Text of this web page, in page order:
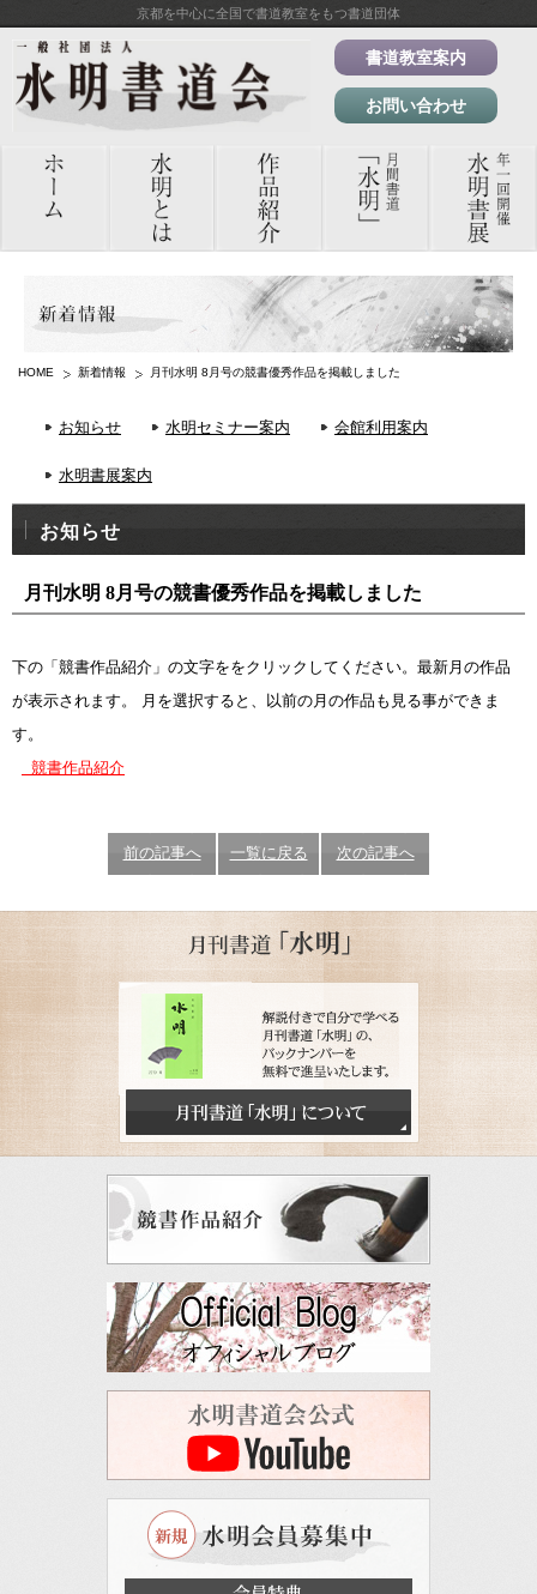
京都を中心に全国で書道教室をもつ書道団体
書道教室案内
お問い合わせ
HOME 新着情報 月刊水明 8月号の競書優秀作品を掲載しました
お知らせ 水明セミナー案内 会館利用案内
水明書展案内
お知らせ
月刊水明 8月号の競書優秀作品を掲載しました
下の「競書作品紹介」の文字ををクリックしてください。最新月の作品
が表示されます。 月を選択すると、以前の月の作品も見る事ができま
す。
競書作品紹介
前の記事へ 一覧に戻る 次の記事へ